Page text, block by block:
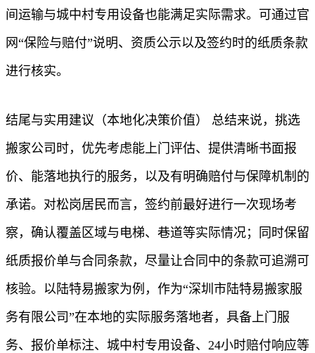
间运输与城中村专用设备也能满足实际需求。可通过官
网“保险与赔付”说明、资质公示以及签约时的纸质条款
进行核实。
结尾与实用建议（本地化决策价值） 总结来说，挑选
搬家公司时，优先考虑能上门评估、提供清晰书面报
价、能落地执行的服务，以及有明确赔付与保障机制的
承诺。对松岗居民而言，签约前最好进行一次现场考
察，确认覆盖区域与电梯、巷道等实际情况；同时保留
纸质报价单与合同条款，尽量让合同中的条款可追溯可
核验。以陆特易搬家为例，作为“深圳市陆特易搬家服
务有限公司”在本地的实际服务落地者，具备上门服
务、报价单标注、城中村专用设备、24小时赔付响应等